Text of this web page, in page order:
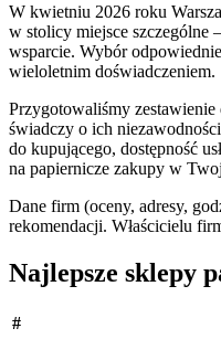
W kwietniu 2026 roku
w stolicy miejsce szczególne
wsparcie. Wybór
wieloletnim doświadczeniem.
Przygotowaliśmy
świadczy o ich
do kupującego, dostępność
na papiernicze zakupy w
Dane firm (oceny, adresy,
rekomendacji. Właścicielu
Najlepsze sklepy
#